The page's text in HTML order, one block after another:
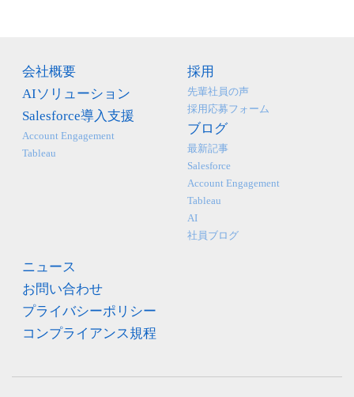
会社概要
AIソリューション
Salesforce導入支援
Account Engagement
Tableau
採用
先輩社員の声
採用応募フォーム
ブログ
最新記事
Salesforce
Account Engagement
Tableau
AI
社員ブログ
ニュース
お問い合わせ
プライバシーポリシー
コンプライアンス規程